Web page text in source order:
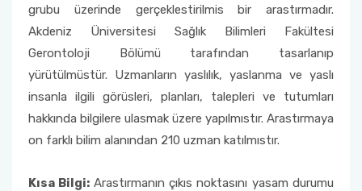
grubu üzerinde gerçeklestirilmis bir arastırmadır.
Akdeniz Üniversitesi Sağlık Bilimleri Fakültesi
Gerontoloji Bölümü tarafından tasarlanıp
yürütülmüstür. Uzmanların yaslılık, yaslanma ve yaslı
insanla ilgili görüsleri, planları, talepleri ve tutumları
hakkında bilgilere ulasmak üzere yapılmıstır. Arastırmaya
on farklı bilim alanından 210 uzman katılmıstır.
Kısa Bilgi: Arastırmanın çıkıs noktasını yasam durumu